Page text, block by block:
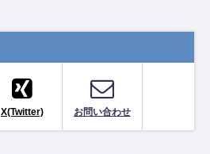
X(Twitter) お問い合わせ